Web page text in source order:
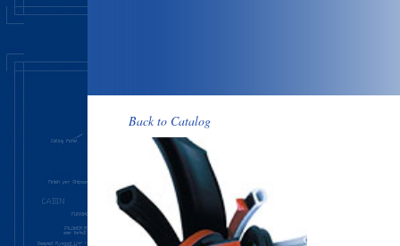
Back to Catalog